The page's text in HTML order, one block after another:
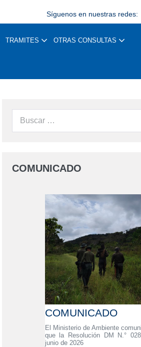
Síguenos en nuestras redes:
TRAMITES OTRAS CONSULTAS
COMUNICADO
COMUNICADO
El Ministerio de Ambiente
que la Resolución DM N.°
junio de 2026